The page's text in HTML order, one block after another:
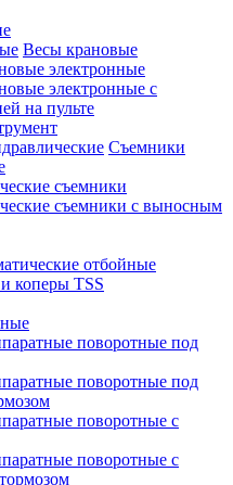
Весы крановые
электронные
электронные с
на пульте
Съемники
съемники
cъемники с выносным
отбойные
коперы TSS
поворотные под
поворотные под
поворотные с
поворотные с